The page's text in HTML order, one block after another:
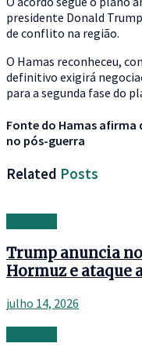
presidente Donald
de conflito na região.
O Hamas reconheceu,
definitivo exigirá
para a segunda fase do
Fonte do Hamas
no pós-guerra
Related Posts
Trump anuncia
Hormuz e ataque
julho 14, 2026